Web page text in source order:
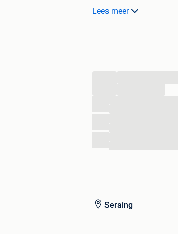
1 Niko cover
1 kapot Niko-stopcontact
Lees meer
Seraing